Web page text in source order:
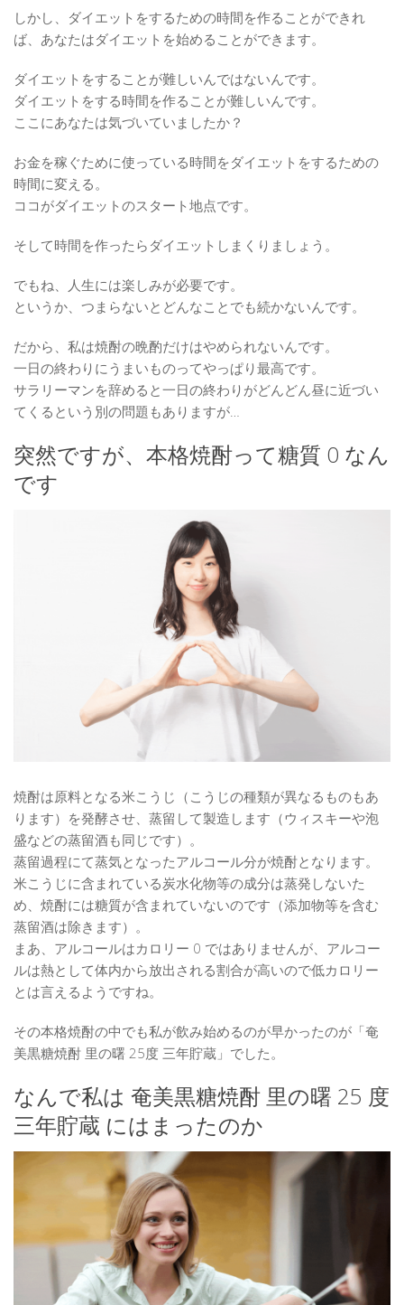
しかし、ダイエットをするための時間を作ることができれ
ば、あなたはダイエットを始めることができます。
ダイエットをすることが難しいんではないんです。
ダイエットをする時間を作ることが難しいんです。
ここにあなたは気づいていましたか？
お金を稼ぐために使っている時間をダイエットをするための
時間に変える。
ココがダイエットのスタート地点です。
そして時間を作ったらダイエットしまくりましょう。
でもね、人生には楽しみが必要です。
というか、つまらないとどんなことでも続かないんです。
だから、私は焼酎の晩酌だけはやめられないんです。
一日の終わりにうまいものってやっぱり最高です。
サラリーマンを辞めると一日の終わりがどんどん昼に近づい
てくるという別の問題もありますが…
突然ですが、本格焼酎って糖質 0 なん
です
焼酎は原料となる米こうじ（こうじの種類が異なるものもあ
ります）を発酵させ、蒸留して製造します（ウィスキーや泡
盛などの蒸留酒も同じです）。
蒸留過程にて蒸気となったアルコール分が焼酎となります。
米こうじに含まれている炭水化物等の成分は蒸発しないた
め、焼酎には糖質が含まれていないのです（添加物等を含む
蒸留酒は除きます）。
まあ、アルコールはカロリー 0 ではありませんが、アルコー
ルは熱として体内から放出される割合が高いので低カロリー
とは言えるようですね。
その本格焼酎の中でも私が飲み始めるのが早かったのが「奄
美黒糖焼酎 里の曙 25度 三年貯蔵」でした。
なんで私は 奄美黒糖焼酎 里の曙 25 度
三年貯蔵 にはまったのか